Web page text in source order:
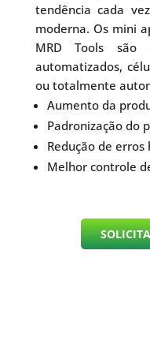
tendência cada
moderna. Os mini
MRD Tools são
automatizados,
ou totalmente
Aumento da
Padronização do
Redução de erros
Melhor controle